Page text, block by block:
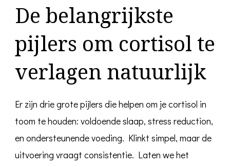
De belangrijkste
pijlers om cortisol te
verlagen natuurlijk
Er zijn drie grote pijlers die helpen om je cortisol in
toom te houden: voldoende slaap, stress reduction,
en ondersteunende voeding. Klinkt simpel, maar de
uitvoering vraagt consistentie. Laten we het